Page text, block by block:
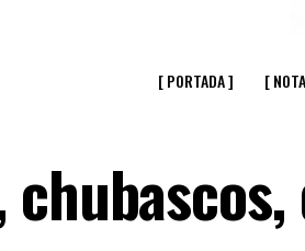
[ PORTADA ] [